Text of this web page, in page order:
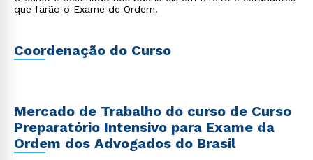
assistir aulas, com agendamento, - ao vivo, no estúdio).
Tiradentes)
que farão o Exame de Ordem.
Coordenação do Curso
Mercado de Trabalho do curso de Curso
Preparatório Intensivo para Exame da
Ordem dos Advogados do Brasil